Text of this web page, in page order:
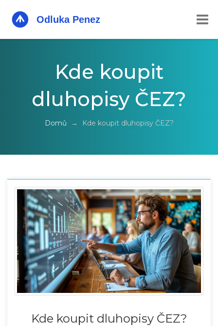
Kde koupit
dluhopisy ČEZ?
Domů → Kde koupit dluhopisy ČEZ?
Kde koupit dluhopisy ČEZ?